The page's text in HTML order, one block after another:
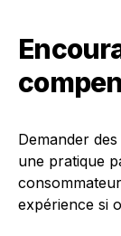
Demander
une pratique
expérience si